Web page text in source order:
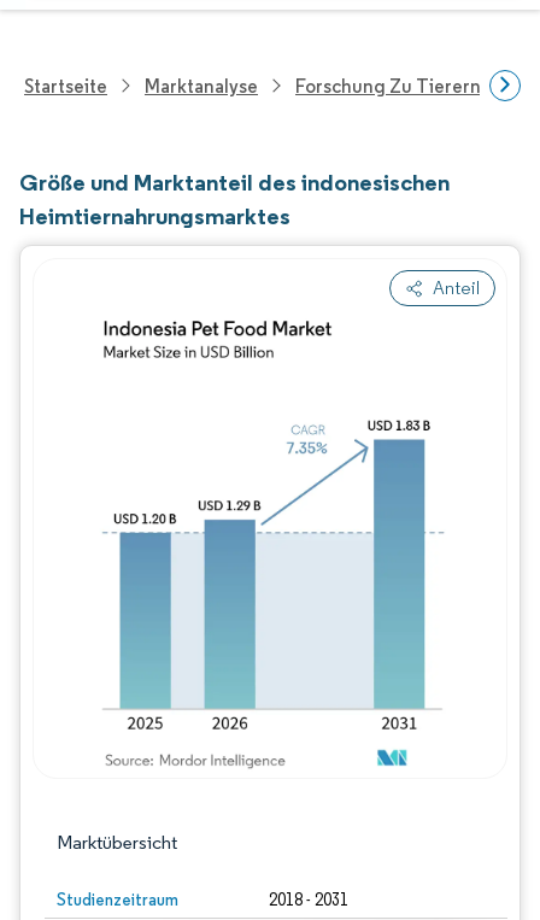
Startseite Marktanalyse Forschung Zu
Größe und Marktanteil des indonesischen
Heimtiernahrungsmarktes
Anteil
Marktübersicht
Studienzeitraum 2018 - 2031